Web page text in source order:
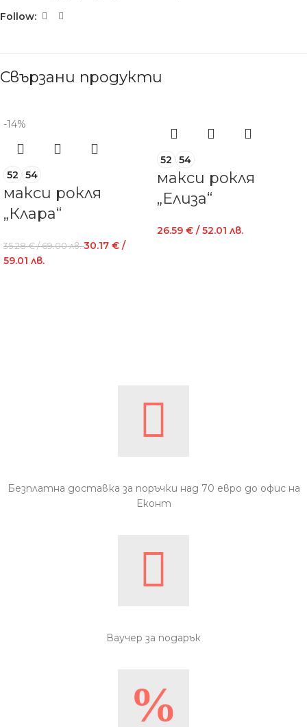
Follow:
Свързани продукти
-14%
52 54
макси рокля
„Клара“
35.28€/ 69.00 лв.30.17 € /
59.01 лв.
52 54
макси рокля
„Елиза“
26.59 € / 52.01 лв.
Безплатна доставка за поръчки над 70 евро до офис на
Еконт
Ваучер за подарък